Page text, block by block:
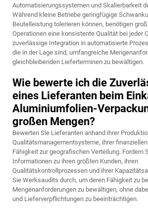
Automatisierungssystemen und Skalierbarkeit
Während kleine Betriebe geringfügige
Beutelleistung tolerieren können, benötigen
Operationen eine konsistente Qualität bei jeder
zuverlässige Integration in automatisierte
die in der Lage sind, umfangreiche
gleichbleibenden Lieferterminen zu bewältigen.
Wie bewerte ich die
eines Lieferanten beim
Aluminiumfolien-
großen Mengen?
Bewerten Sie Lieferanten anhand ihrer
Qualitätsmanagementsysteme, ihrer
Fähigkeit zur geografischen Verteilung. Fordern
Informationen zu ihren größten Kunden, ihren
Qualitätskontrollprozessen und ihrer
Sie Werksaudits durch, um deren Fähigkeit zu
Mengenanforderungen zu bewältigen, ohne
und Lieferverpflichtungen zu beeinträchtigen.